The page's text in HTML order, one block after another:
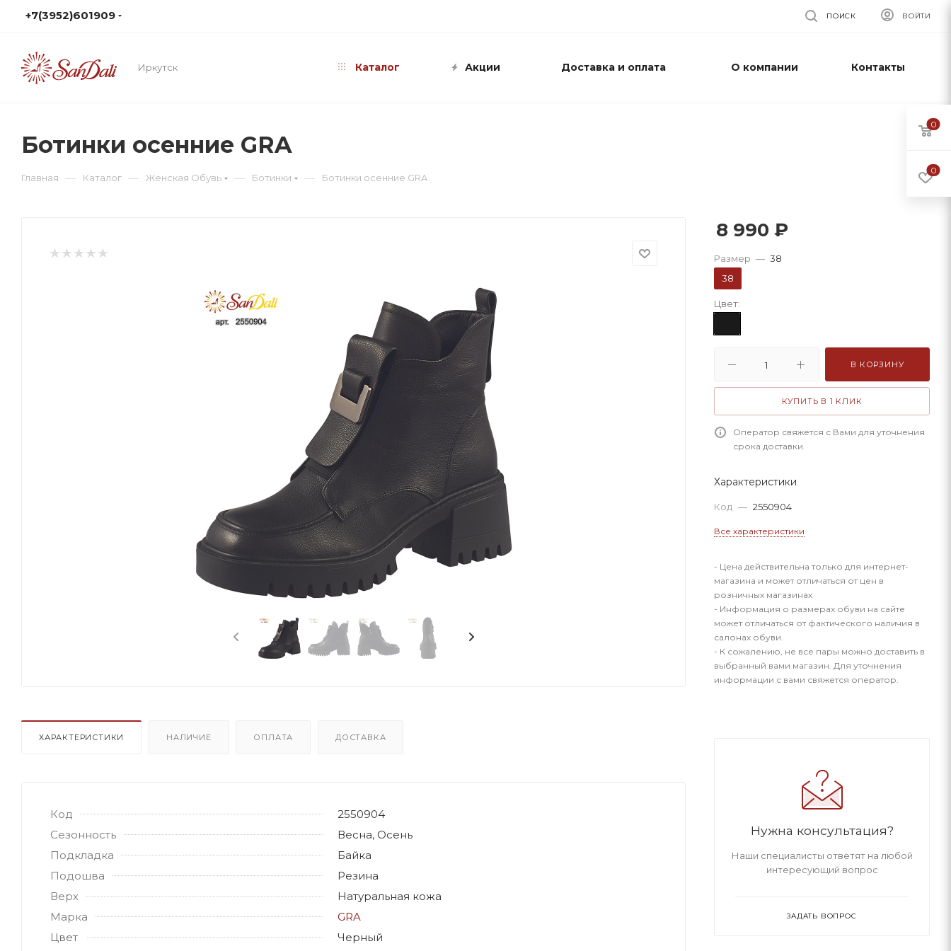
+7(3952)601909 ВОЙТИ
ПОИСК
Иркутск Каталог Акции Доставка и оплата О компании Контакты
Ботинки осенние GRA
Главная — Каталог — Женская Обувь — Ботинки — Ботинки осенние GRA
ХАРАКТЕРИСТИКИ НАЛИЧИЕ ОПЛАТА ДОСТАВКА
Код
2550904
Сезонность
Весна, Осень
Подкладка
Байка
Подошва
Резина
Верх
Натуральная кожа
Марка
GRA
Цвет
Черный
8 990 ₽
Размер — 38
38
Цвет:
В КОРЗИНУ
КУПИТЬ В 1 КЛИК
Оператор свяжется с Вами для уточнения
срока доставки.
Характеристики
Код — 2550904
Все характеристики
- Цена действительна только для интернет-
магазина и может отличаться от цен в
розничных магазинах
- Информация о размерах обуви на сайте
может отличаться от фактического наличия в
салонах обуви.
- К сожалению, не все пары можно доставить в
выбранный вами магазин. Для уточнения
информации с вами свяжется оператор.
Нужна консультация?
Наши специалисты ответят на любой
интересующий вопрос
ЗАДАТЬ ВОПРОС
0
0